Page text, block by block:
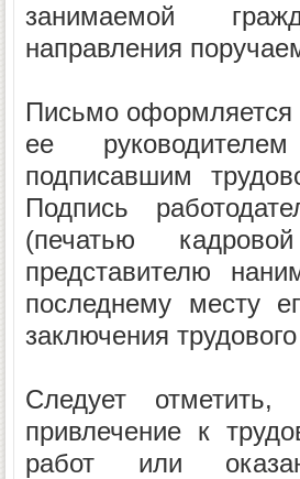
занимаемой
направления
Письмо оформляется
ее
подписавшим
Подпись
(печатью
представителю
последнему месту
заключения
Следует отметить,
привлечение к
работ или